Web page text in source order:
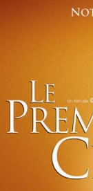
Anita einen der
gemeinsam die
in Travis
Evas Männer
erschießt.